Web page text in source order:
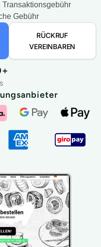
Transaktionsgebühr
Gebühr
RÜCKRUF
VEREINBAREN